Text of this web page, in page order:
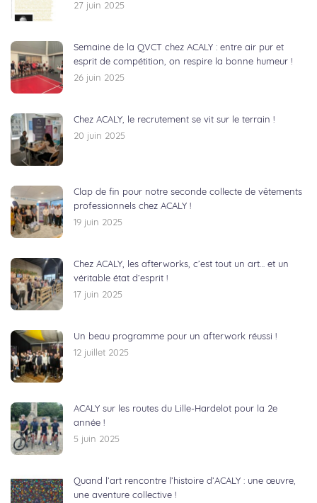
27 juin 2025
Semaine de la QVCT chez ACALY : entre air pur et
esprit de compétition, on respire la bonne humeur !
26 juin 2025
Chez ACALY, le recrutement se vit sur le terrain !
20 juin 2025
Clap de fin pour notre seconde collecte de vêtements
professionnels chez ACALY !
19 juin 2025
Chez ACALY, les afterworks, c’est tout un art… et un
véritable état d’esprit !
17 juin 2025
Un beau programme pour un afterwork réussi !
12 juillet 2025
ACALY sur les routes du Lille-Hardelot pour la 2e
année !
5 juin 2025
Quand l’art rencontre l’histoire d’ACALY : une œuvre,
une aventure collective !